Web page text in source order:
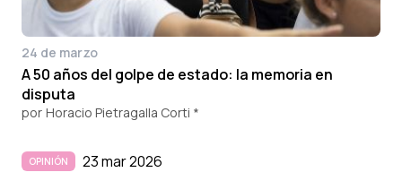
24 de marzo
A 50 años del golpe de estado: la memoria en
disputa
por Horacio Pietragalla Corti *
OPINIÓN 23 mar 2026